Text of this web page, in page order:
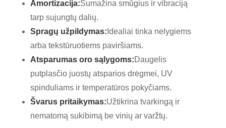
Amortizacija:Sumažina smūgius ir vibraciją
tarp sujungtų dalių.
Spragų užpildymas: Idealiai tinka nelygiems
arba tekstūruotiems paviršiams.
Atsparumas oro sąlygoms:Daugelis
putplasčio juostų atsparios drėgmei, UV
spinduliams ir temperatūros pokyčiams.
Švarus pritaikymas:Užtikrina tvarkingą ir
nematomą sukibimą be vinių ar varžtų.